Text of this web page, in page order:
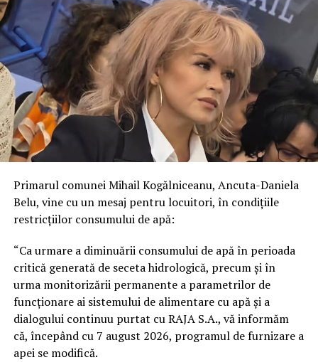
Primarul comunei Mihail Kogălniceanu, Ancuta-Daniela
Belu, vine cu un mesaj pentru locuitori, în condițiile
restricțiilor consumului de apă:
“Ca urmare a diminuării consumului de apă în perioada
critică generată de seceta hidrologică, precum și în
urma monitorizării permanente a parametrilor de
funcționare ai sistemului de alimentare cu apă și a
dialogului continuu purtat cu RAJA S.A., vă informăm
că, începând cu 7 august 2026, programul de furnizare a
apei se modifică.